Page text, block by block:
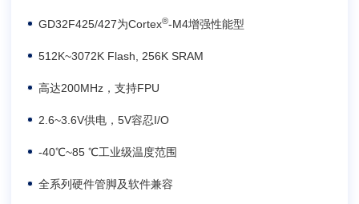
GD32F425/427为Cortex®-M4增强性能型
512K~3072K Flash, 256K SRAM
高达200MHz，支持FPU
2.6~3.6V供电，5V容忍I/O
-40℃~85 ℃工业级温度范围
全系列硬件管脚及软件兼容